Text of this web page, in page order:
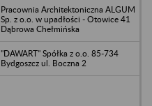
Pracownia Architektoniczna ALGUM
Sp. z o.o. w upadłości - Otowice 41
Dąbrowa Chełmińska
"DAWART" Spółka z o.o. 85-734
Bydgoszcz ul. Boczna 2